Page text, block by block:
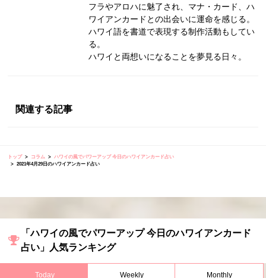
フラやアロハに魅了され、マナ・カード、ハ
ワイアンカードとの出会いに運命を感じる。
ハワイ語を書道で表現する制作活動もしてい
る。
ハワイと両想いになることを夢見る日々。
関連する記事
トップ コラム
ハワイの風でパワーアップ 今日のハワイアンカード占い
2021年4月29日のハワイアンカード占い
「ハワイの風でパワーアップ 今日のハワイアンカード
占い」人気ランキング
Today Weekly Monthly